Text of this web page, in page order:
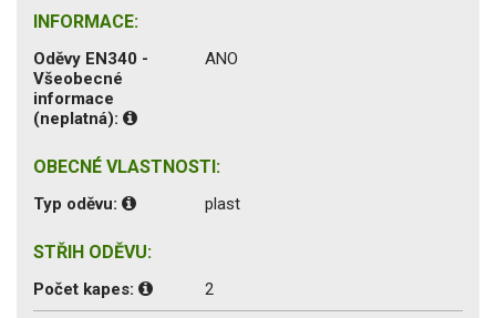
INFORMACE:
Oděvy EN340 -
Všeobecné
informace
(neplatná):
ANO
OBECNÉ VLASTNOSTI:
Typ oděvu: plast
STŘIH ODĚVU:
Počet kapes: 2